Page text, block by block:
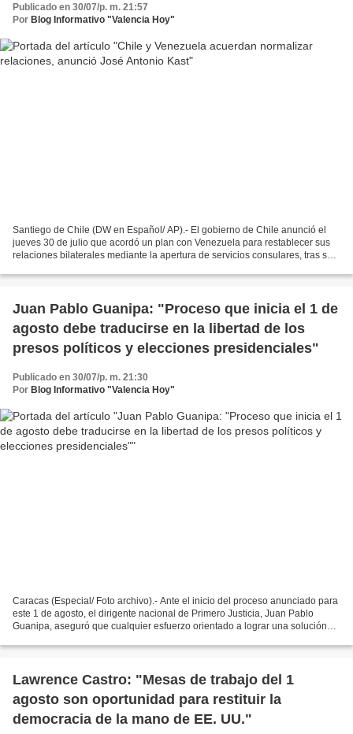
Publicado en 30/07/p. m. 21:57
Por Blog Informativo "Valencia Hoy"
Santiego de Chile (DW en Español/ AP).- El gobierno de Chile anunció el
jueves 30 de julio que acordó un plan con Venezuela para restablecer sus
relaciones bilaterales mediante la apertura de servicios consulares, tras su
Juan Pablo Guanipa: "Proceso que inicia el 1 de
agosto debe traducirse en la libertad de los
presos políticos y elecciones presidenciales"
Publicado en 30/07/p. m. 21:30
Por Blog Informativo "Valencia Hoy"
Caracas (Especial/ Foto archivo).- Ante el inicio del proceso anunciado para
este 1 de agosto, el dirigente nacional de Primero Justicia, Juan Pablo
Guanipa, aseguró que cualquier esfuerzo orientado a lograr una solución
Lawrence Castro: "Mesas de trabajo del 1
agosto son oportunidad para restituir la
democracia de la mano de EE. UU."